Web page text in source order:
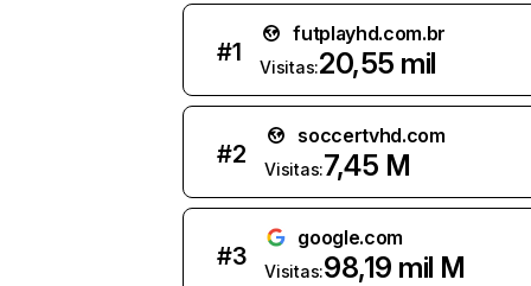
#1
futplayhd.com.br
Visitas:20,55 mil
#2
soccertvhd.com
Visitas:7,45 M
#3
google.com
Visitas:98,19 mil M